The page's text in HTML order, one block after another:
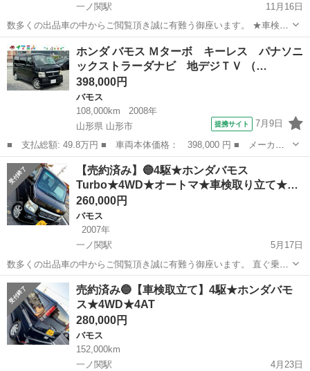
一ノ関駅
11月16日
数多くの出品車の中からご閲覧頂き誠に有難う御座います。 ★車検取
り立て。不具合なし。 ★直ぐ乗れます！乗って帰れます！ ★目立つ凹
み、キス、錆びの少ない綺麗な車輌です。 ⭐️その場で乗って帰る場合
は「住民票」をお持ち...
岩手 一関市 一ノ関駅 バモス 車両
ホンダ バモス Ｍターボ キーレス パナソニ
ックストラーダナビ 地デジＴＶ （…
398,000円
バモス
108,000km
2008年
山形県 山形市
提携サイト 7月9日
■ 支払総額: 49.8万円 ■ 車両本体価格： 398,000 円 ■ メーカー
名： ホンダ ■ 車種名： バモス ■ グレード名： Ｍターボ キ
ーレス パナソニックストラーダナビ 地デジＴＶ ■ 排気量：
660cc ...
山形 山形市 バモス
【売約済み】🔵4駆★ホンダバモス
Turbo★4WD★オートマ★車検取り立て★
全…
260,000円
バモス
2007年
一ノ関駅
5月17日
数多くの出品車の中からご閲覧頂き誠に有難う御座います。 直ぐ乗れ
ます❗乗って帰れます❗ ■□□車両情報□□■ ■メーカー ホンダ ■型式
ABA-HM2 ■車種名 バモス ■グレード ...
岩手 一関市 一ノ関駅 バモス 車両
売約済み🔵【車検取立て】4駆★ホンダバモ
ス★4WD★4AT
280,000円
バモス
152,000km
一ノ関駅
4月23日